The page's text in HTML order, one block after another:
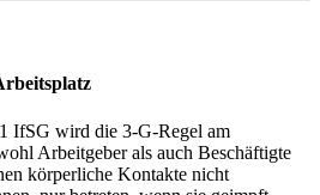
IfSG wird die 3-G-Regel am
Arbeitgeber als auch Beschäftigte
körperliche Kontakte nicht